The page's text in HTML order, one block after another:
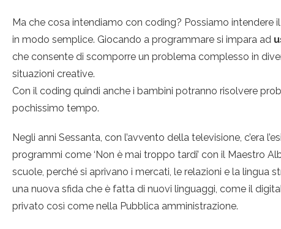
Ma che cosa intendiamo con coding? Possiamo
in modo semplice. Giocando a programmare si impara ad
che consente di scomporre un problema complesso in
situazioni creative.
Con il coding quindi anche i bambini potranno risolvere
pochissimo tempo.
Negli anni Sessanta, con l’avvento della televisione, c’era
programmi come ‘Non è mai troppo tardi’ con il Maestro
scuole, perché si aprivano i mercati, le relazioni e la
una nuova sfida che è fatta di nuovi linguaggi, come il
privato così come nella Pubblica amministrazione.